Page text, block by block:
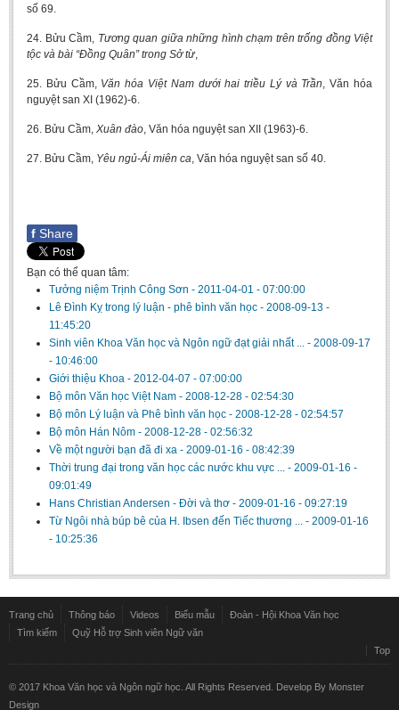
số 69.
24. Bửu Cầm, Tương quan giữa những hình chạm trên trống đồng Việt
tộc và bài “Đồng Quân” trong Sở từ,
25. Bửu Cầm, Văn hóa Việt Nam dưới hai triều Lý và Trần, Văn hóa
nguyệt san XI (1962)-6.
26. Bửu Cầm, Xuân đào, Văn hóa nguyệt san XII (1963)-6.
27. Bửu Cầm, Yêu ngủ-Ái miên ca, Văn hóa nguyệt san số 40.
f Share
Bạn có thể quan tâm:
Tưởng niệm Trịnh Công Sơn - 2011-04-01 - 07:00:00
Lê Đình Kỵ trong lý luận - phê bình văn học - 2008-09-13 -
11:45:20
Sinh viên Khoa Văn học và Ngôn ngữ đạt giải nhất ... - 2008-09-17
- 10:46:00
Giới thiệu Khoa - 2012-04-07 - 07:00:00
Bộ môn Văn học Việt Nam - 2008-12-28 - 02:54:30
Bộ môn Lý luận và Phê bình văn học - 2008-12-28 - 02:54:57
Bộ môn Hán Nôm - 2008-12-28 - 02:56:32
Về một người bạn đã đi xa - 2009-01-16 - 08:42:39
Thời trung đại trong văn học các nước khu vực ... - 2009-01-16 -
09:01:49
Hans Christian Andersen - Đời và thơ - 2009-01-16 - 09:27:19
Từ Ngôi nhà búp bê của H. Ibsen đến Tiếc thương ... - 2009-01-16
- 10:25:36
Trang chủ Thông báo Videos Biểu mẫu
Đoàn - Hội Khoa Văn học
Tìm kiếm
Quỹ Hỗ trợ Sinh viên Ngữ văn
Top
© 2017 Khoa Văn học và Ngôn ngữ học. All Rights Reserved. Develop By Monster
Design